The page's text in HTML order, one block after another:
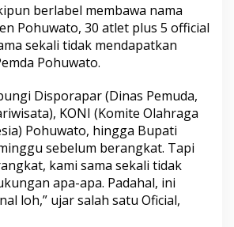
berlabel membawa nama
Pohuwato, 30 atlet plus 5 official
sekali tidak mendapatkan
Pohuwato.
Disporapar (Dinas Pemuda,
KONI (Komite Olahraga
Pohuwato, hingga Bupati
sebelum berangkat. Tapi
kami sama sekali tidak
apa-apa. Padahal, ini
loh,” ujar salah satu Oficial,